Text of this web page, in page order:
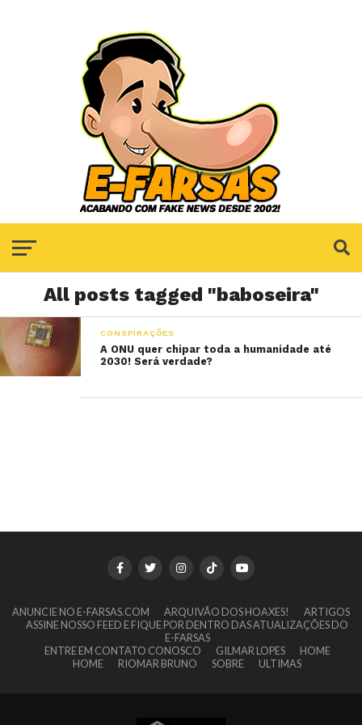
All posts tagged "baboseira"
CONSPIRAÇÕES
A ONU quer chipar toda a humanidade até
2030! Será verdade?
ANUNCIE NO E-FARSAS.COM ARQUIVÃO DOS HOAXES!
ARTIGOS
ASSINE NOSSO FEED E FIQUE POR DENTRO DAS ATUALIZAÇÕES DO
E-FARSAS
ENTRE EM CONTATO CONOSCO
GILMAR LOPES
HOME
HOME
RIOMAR BRUNO SOBRE ULTIMAS